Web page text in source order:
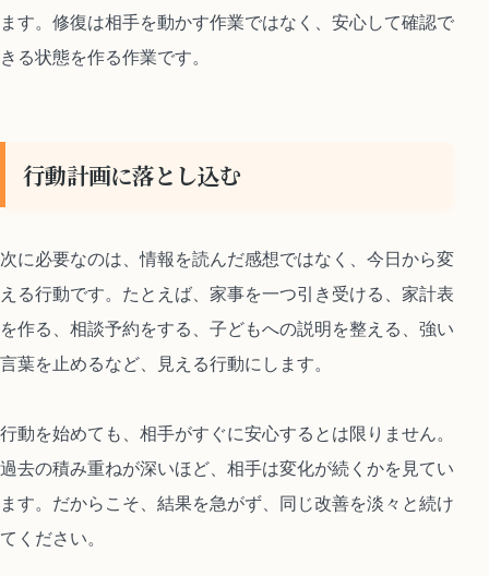
ます。修復は相手を動かす作業ではなく、安心して確認で
きる状態を作る作業です。
行動計画に落とし込む
次に必要なのは、情報を読んだ感想ではなく、今日から変
える行動です。たとえば、家事を一つ引き受ける、家計表
を作る、相談予約をする、子どもへの説明を整える、強い
言葉を止めるなど、見える行動にします。
行動を始めても、相手がすぐに安心するとは限りません。
過去の積み重ねが深いほど、相手は変化が続くかを見てい
ます。だからこそ、結果を急がず、同じ改善を淡々と続け
てください。